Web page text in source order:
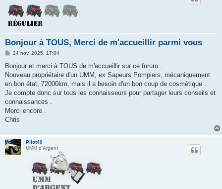
Bonjour à TOUS, Merci de m'accueillir parmi vous
M
s
a
g
24 nov. 2025, 17:04
Bonjour et merci à TOUS de m'accueillir sur ce forum .
Nouveau propriétaire d'un UMM, ex Sapeurs Pompiers, mécaniquement
en bon état, 72000km, mais il a besoin d'un bon coup de cosmétique .
Je compte donc sur tous les connaisseurs pour partager leurs conseils et
connaissances .
Merci encore .
Chris
Pilot40
UMM d'Argent